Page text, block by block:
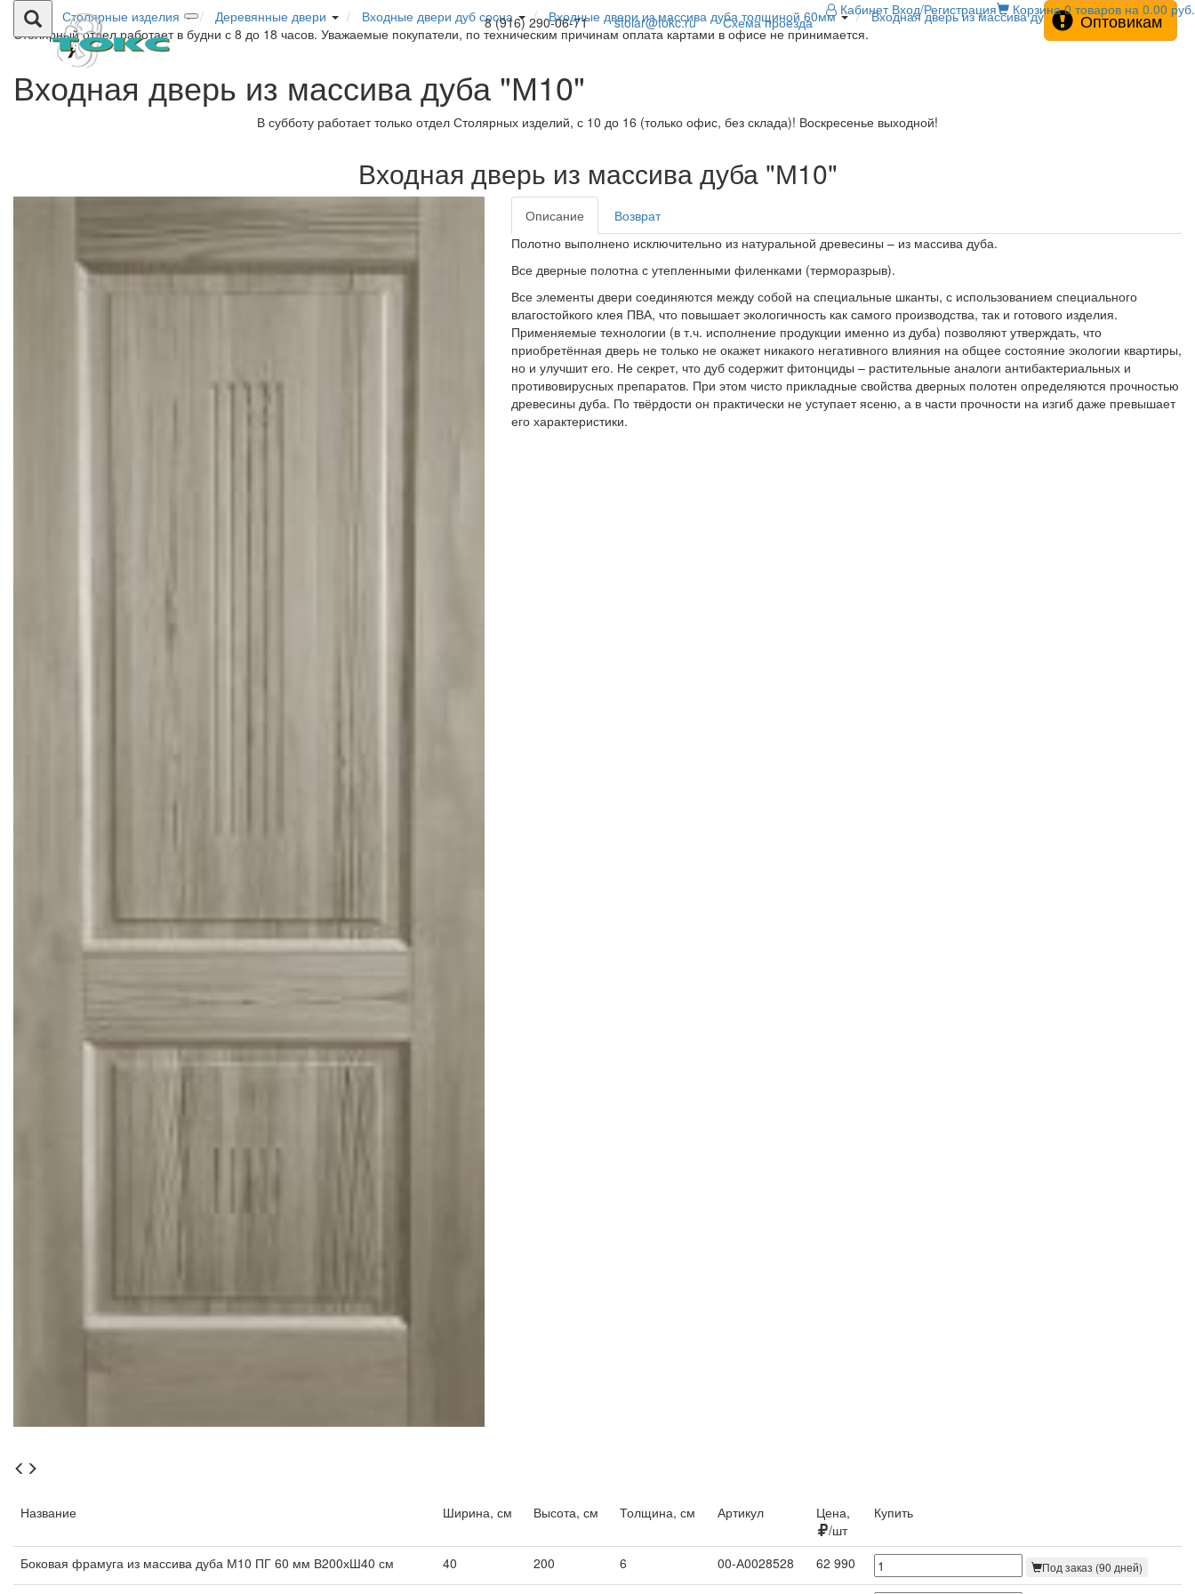
8 (916) 290-06-71 stolar@tokc.ru Схема проезда
Кабинет Вход/Регистрация Корзина 0 товаров на 0.00 руб.
Столярные изделия Деревянные двери Входные двери дуб сосна Входные двери из массива дуба толщиной 60мм
Входная дверь из массива дуба "М10"
Столярный отдел работает в будни с 8 до 18 часов. Уважаемые покупатели, по техническим причинам оплата картами в офисе не принимается.
Оптовикам
Входная дверь из массива дуба "М10"
В субботу работает только отдел Столярных изделий, с 10 до 16 (только офис, без склада)! Воскресенье выходной!
Входная дверь из массива дуба "М10"
Описание
Возврат
Полотно выполнено исключительно из натуральной древесины – из массива дуба.
Все дверные полотна с утепленными филенками (терморазрыв).
Все элементы двери соединяются между собой на специальные шканты, с использованием специального
влагостойкого клея ПВА, что повышает экологичность как самого производства, так и готового изделия.
Применяемые технологии (в т.ч. исполнение продукции именно из дуба) позволяют утверждать, что
приобретённая дверь не только не окажет никакого негативного влияния на общее состояние экологии квартиры,
но и улучшит его. Не секрет, что дуб содержит фитонциды – растительные аналоги антибактериальных и
противовирусных препаратов. При этом чисто прикладные свойства дверных полотен определяются прочностью
древесины дуба. По твёрдости он практически не уступает ясеню, а в части прочности на изгиб даже превышает
его характеристики.
Название Ширина, см Высота, см Толщина, см Артикул
Цена,
/шт
Купить
Боковая фрамуга из массива дуба М10 ПГ 60 мм В200хШ40 см 40 200 6 00-А0028528 62 990 Под заказ (90 дней)